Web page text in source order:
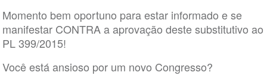
Momento bem oportuno para estar informado e se
manifestar CONTRA a aprovação deste substitutivo ao
PL 399/2015!
Você está ansioso por um novo Congresso?